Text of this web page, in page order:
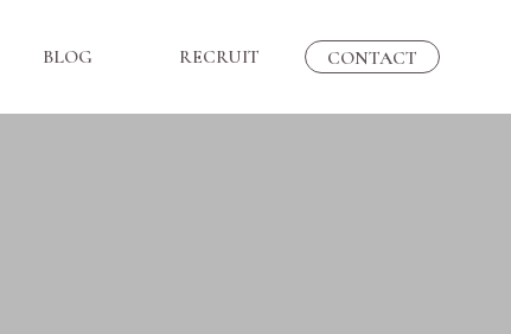
BLOG RECRUIT CONTACT